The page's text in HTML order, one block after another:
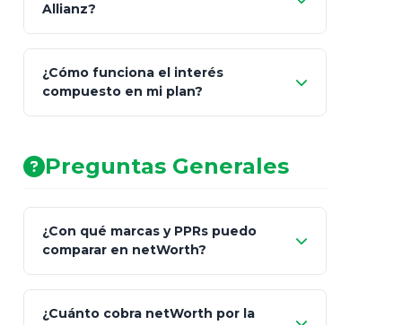
Allianz?
AA (Muy Fuerte)
¿Cómo funciona el interés
compuesto en mi plan?
Preguntas Generales
¿Con qué marcas y PPRs puedo
comparar en netWorth?
¿Cuánto cobra netWorth por la